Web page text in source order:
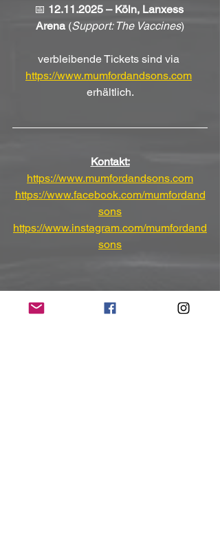
📅 12.11.2025 – Köln, Lanxess
Arena (Support: The Vaccines)
verbleibende Tickets sind via
https://www.mumfordandsons.com
erhältlich.
Kontakt:
https://www.mumfordandsons.com
https://www.facebook.com/mumfordand
sons
https://www.instagram.com/mumfordand
sons
(Mit freundlicher Unterstützung und
Bereitstellung des Pressematerials von